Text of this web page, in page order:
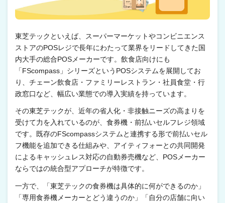
東芝テックといえば、スーパーマーケットやコンビニエンス
ストアのPOSレジで長年にわたって業界をリードしてきた国
内大手の総合POSメーカーです。飲食店向けにも
「FScompass」シリーズというPOSシステムを展開してお
り、チェーン飲食店・ファミリーレストラン・社員食堂・行
政窓口など、幅広い業態での導入実績を持っています。
その東芝テックが、近年の省人化・非接触ニーズの高まりを
受けて力を入れているのが、食券機・前払いセルフレジ領域
です。既存のFScompassシステムと連携する形で前払いセル
フ機能を追加できる仕組みや、アイティフォーとの共同開発
によるキャッシュレス対応の自動券売機など、POSメーカー
ならではの統合型アプローチが特徴です。
一方で、「東芝テックの食券機は具体的に何ができるのか」
「専用食券機メーカーとどう違うのか」「自分の店舗に向い